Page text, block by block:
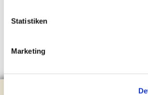
Statistiken
Marketing
Evangelische Kirchengemeinde